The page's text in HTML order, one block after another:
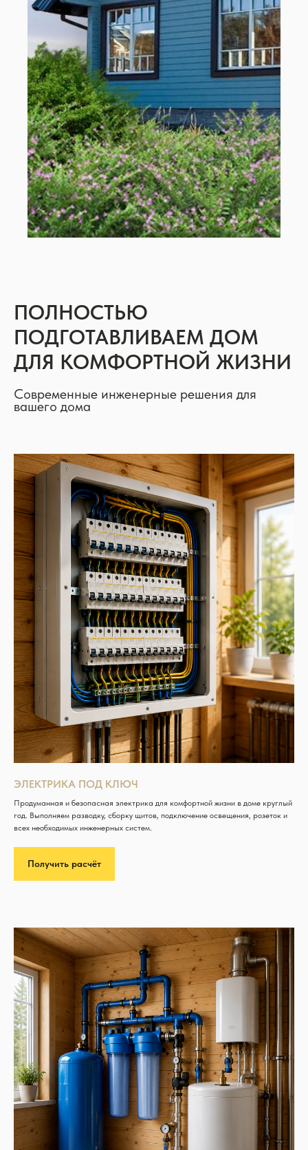
ПОЛНОСТЬЮ
ПОДГОТАВЛИВАЕМ ДОМ
ДЛЯ КОМФОРТНОЙ ЖИЗНИ
Современные инженерные решения для
вашего дома
ЭЛЕКТРИКА ПОД КЛЮЧ
Продуманная и безопасная электрика для комфортной жизни в доме круглый
год. Выполняем разводку, сборку щитов, подключение освещения, розеток и
всех необходимых инженерных систем.
Получить расчёт